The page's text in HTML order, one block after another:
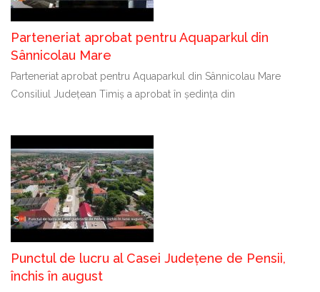
Parteneriat aprobat pentru Aquaparkul din
Sânnicolau Mare
Parteneriat aprobat pentru Aquaparkul din Sânnicolau Mare
Consiliul Județean Timiș a aprobat în ședința din
Punctul de lucru al Casei Județene de Pensii,
închis în august